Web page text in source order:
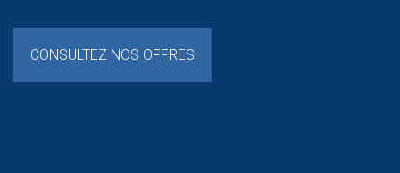
CONSULTEZ NOS OFFRES